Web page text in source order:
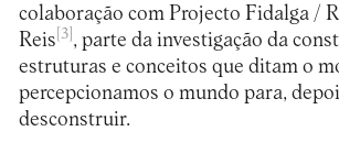
colaboração com Projecto Fidalga /
Reis [3] , parte da investigação da
estruturas e conceitos que ditam o
percepcionamos o mundo para,
desconstruir.